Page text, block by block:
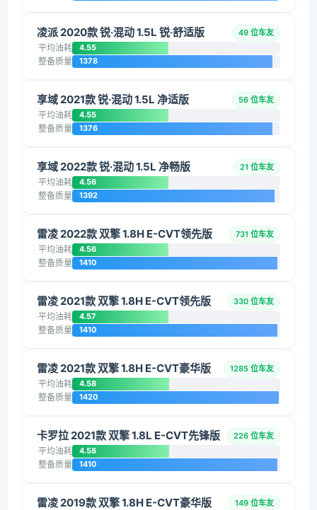
凌派 2020款 锐·混动 1.5L 锐·舒适版 49 位车友
平均油耗 4.55
整备质量 1378
享域 2021款 锐·混动 1.5L 净适版 56 位车友
平均油耗 4.55
整备质量 1376
享域 2022款 锐·混动 1.5L 净畅版 21 位车友
平均油耗 4.56
整备质量 1392
雷凌 2022款 双擎 1.8H E-CVT领先版 731 位车友
平均油耗 4.56
整备质量 1410
雷凌 2021款 双擎 1.8H E-CVT领先版 330 位车友
平均油耗 4.57
整备质量 1410
雷凌 2021款 双擎 1.8H E-CVT豪华版 1285 位车友
平均油耗 4.58
整备质量 1420
卡罗拉 2021款 双擎 1.8L E-CVT先锋版 226 位车友
平均油耗 4.58
整备质量 1410
雷凌 2019款 双擎 1.8H E-CVT豪华版
149 位车友